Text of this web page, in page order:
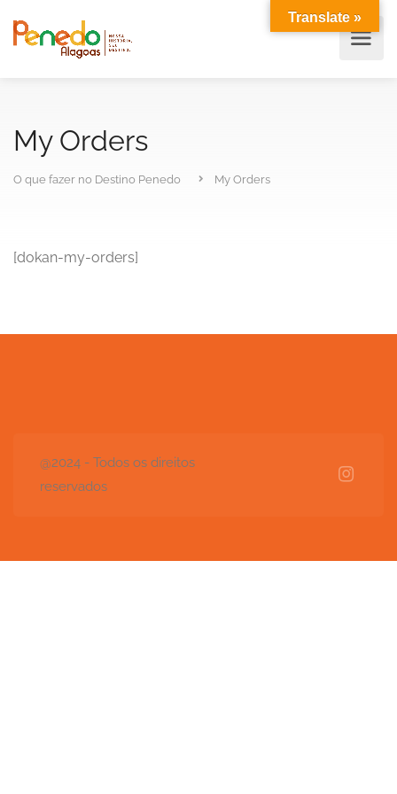
My Orders
O que fazer no Destino Penedo My Orders
[dokan-my-orders]
@2024 - Todos os direitos
reservados
Translate »